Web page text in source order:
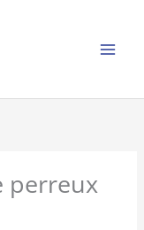
perreux